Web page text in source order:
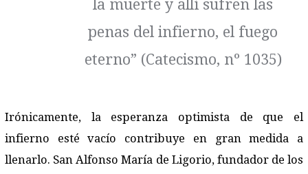
la muerte y allí sufren las
penas del infierno, el fuego
eterno” (Catecismo, nº 1035)
Irónicamente, la esperanza optimista de que el
infierno esté vacío contribuye en gran medida a
llenarlo. San Alfonso María de Ligorio, fundador de los